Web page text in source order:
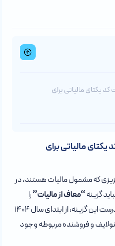
یکتای مالیاتی برای
یکتای مالیاتی برای
که مشمول مالیات هستند، در
گزینه“معاف از مالیات”را
انتخاب کنند. در صورت انتخاب نادرست این گزینه، از ابتدای سال ۱۴۰۴
و فروشنده مربوطه وجود